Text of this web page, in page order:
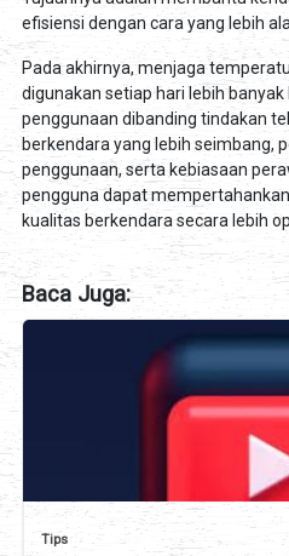
efisiensi dengan cara yang lebih
Pada akhirnya, menjaga
digunakan setiap hari lebih
penggunaan dibanding tindakan
berkendara yang lebih seimbang,
penggunaan, serta kebiasaan
pengguna dapat
kualitas berkendara secara lebih
Baca Juga:
Tips